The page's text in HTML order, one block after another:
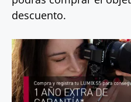
descuento.